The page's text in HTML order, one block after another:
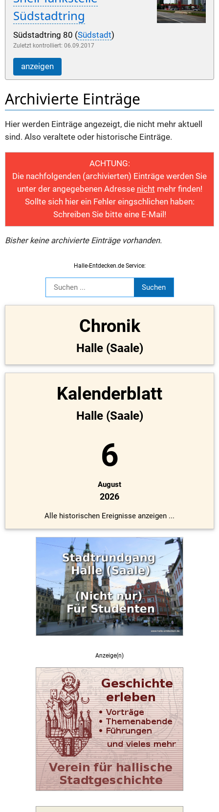
Südstadtring
Südstadtring 80 (Südstadt)
Zuletzt kontrolliert: 06.09.2017
anzeigen
Archivierte Einträge
Hier werden Einträge angezeigt, die nicht mehr aktuell
sind. Also veraltete oder historische Einträge.
ACHTUNG:
Die nachfolgenden (archivierten) Einträge werden Sie
unter der angegebenen Adresse nicht mehr finden!
Sollte sich hier ein Fehler eingschlichen haben:
Schreiben Sie bitte eine E-Mail!
Bisher keine archivierte Einträge vorhanden.
Halle-Entdecken.de Service:
Chronik
Halle (Saale)
Kalenderblatt
Halle (Saale)
6
August
2026
Alle historischen Ereignisse anzeigen ...
Anzeige(n)